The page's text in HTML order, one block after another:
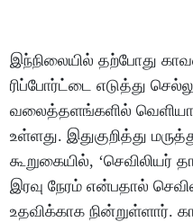
இந்நிலையில் தற்போது
ரிப்போர்ட்டை எடுத்து
வலைத்தளங்களில்
உள்ளது. இதுகுறித்து
கூறுகையில், ‘செவிலியர்
இரவு நேரம் என்பதால்
உதவிக்காக நின்றுள்ளார்.